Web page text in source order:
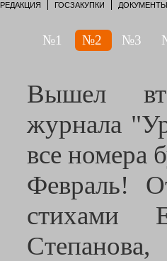
РЕДАКЦИЯ ГОСЗАКУПКИ
ДОКУМЕНТЫ
№1 №2 №3
Вышел
журнала
все номера
Февраль!
стихами